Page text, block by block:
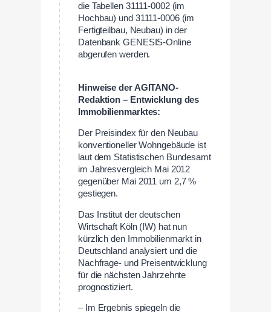
die Tabellen 31111-0002 (im
Hochbau) und 31111-0006 (im
Fertigteilbau, Neubau) in der
Datenbank GENESIS-Online
abgerufen werden.
Hinweise der AGITANO-
Redaktion – Entwicklung des
Immobilienmarktes:
Der Preisindex für den Neubau
konventioneller Wohngebäude ist
laut dem Statistischen Bundesamt
im Jahresvergleich Mai 2012
gegenüber Mai 2011 um 2,7 %
gestiegen.
Das Institut der deutschen
Wirtschaft Köln (IW) hat nun
kürzlich den Immobilienmarkt in
Deutschland analysiert und die
Nachfrage- und Preisentwicklung
für die nächsten Jahrzehnte
prognostiziert.
– Im Ergebnis spiegeln die